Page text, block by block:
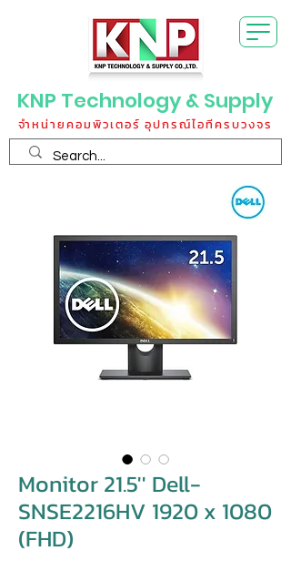
KNP Technology & Supply
จำหน่ายคอมพิวเตอร์ อุปกรณ์ไอทีครบวงจร
Monitor 21.5'' Dell-
SNSE2216HV 1920 x 1080
(FHD)